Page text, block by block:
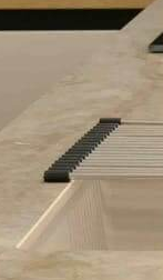
cea mai
alegere din
funcțional de